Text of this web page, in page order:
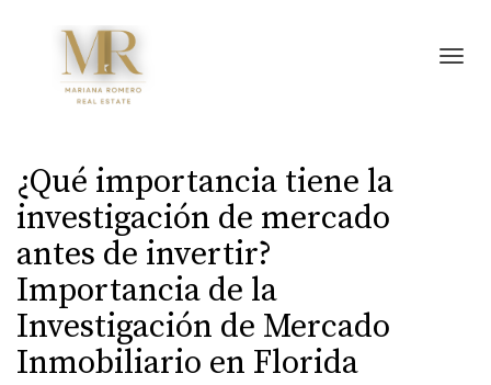
¿Qué importancia tiene la
investigación de mercado
antes de invertir?
Importancia de la
Investigación de Mercado
Inmobiliario en Florida